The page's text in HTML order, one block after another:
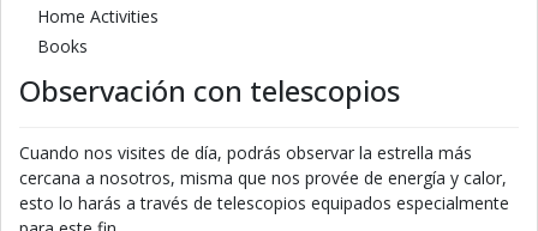
Home Activities
Books
Observación con telescopios
Cuando nos visites de día, podrás observar la estrella más
cercana a nosotros, misma que nos provée de energía y calor,
esto lo harás a través de telescopios equipados especialmente